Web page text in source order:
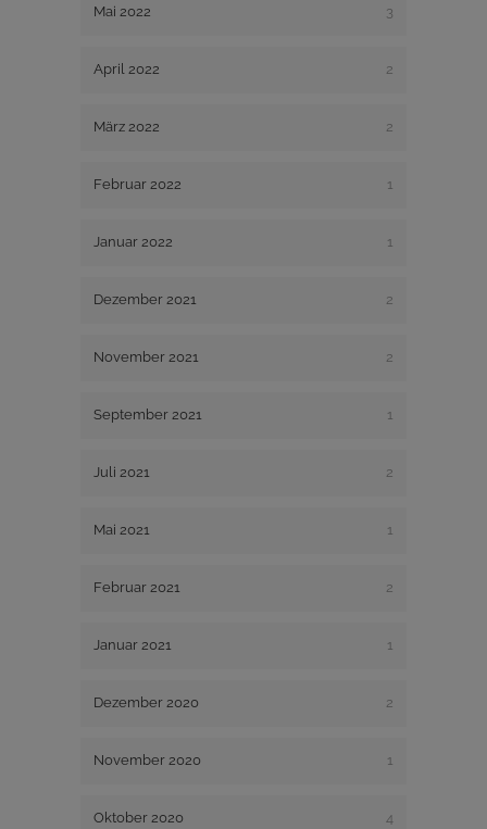
Mai 2022 3
April 2022 2
März 2022 2
Februar 2022 1
Januar 2022 1
Dezember 2021 2
November 2021 2
September 2021 1
Juli 2021 2
Mai 2021 1
Februar 2021 2
Januar 2021 1
Dezember 2020 2
November 2020 1
Oktober 2020 4